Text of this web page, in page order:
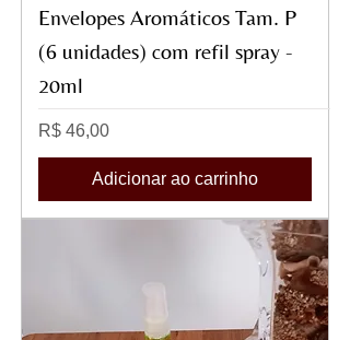
Envelopes Aromáticos Tam. P
(6 unidades) com refil spray -
20ml
Preço
R$ 46,00
Adicionar ao carrinho